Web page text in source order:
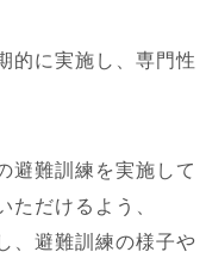
的に実施し、専門性
避難訓練を実施して
ただけるよう、
、避難訓練の様子や